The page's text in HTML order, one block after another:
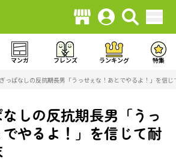
マンガ フレンズ ランキング 特集
っぱなしの反抗期長男「うっせぇな！あとでやるよ！」を信じ
しの反抗期長男「うっ
やるよ！」を信じて耐